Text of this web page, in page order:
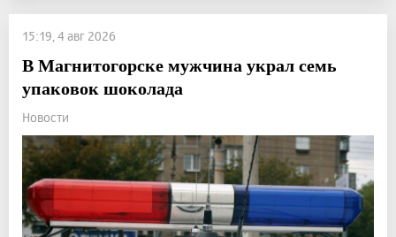
15:19, 4 авг 2026
В Магнитогорске мужчина украл семь
упаковок шоколада
Новости